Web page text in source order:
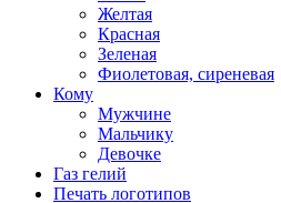
Желтая
Красная
Зеленая
Фиолетовая, сиреневая
Кому
Мужчине
Мальчику
Девочке
Газ гелий
Печать логотипов